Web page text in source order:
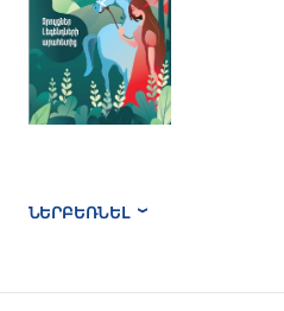
ՆԵՐԲԵՌՆԵԼ